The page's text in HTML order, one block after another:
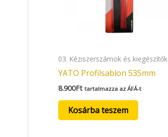
03. Kéziszerszámok és kiegészítők
YATO Profilsablon 535mm
8.900Ft tartalmazza az ÁFÁ-t
Kosárba teszem